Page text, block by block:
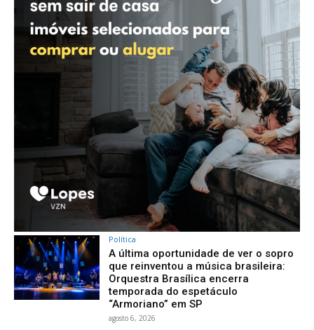
Política
A última oportunidade de ver o sopro
que reinventou a música brasileira:
Orquestra Brasílica encerra
temporada do espetáculo
“Armoriano” em SP
agosto 6, 2026